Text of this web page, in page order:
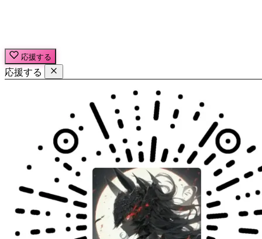
応援する
応援する